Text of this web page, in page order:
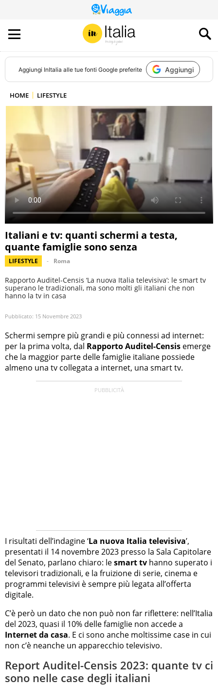
QUESTO
SITO
CONTRIBUISCE
ALL’AUDIENCE
DI
Aggiungi InItalia alle tue fonti Google preferite Aggiungi
HOME LIFESTYLE
Italiani e tv: quanti schermi a testa,
quante famiglie sono senza
LIFESTYLE Roma
Rapporto Auditel-Censis ‘La nuova Italia televisiva’: le smart tv
superano le tradizionali, ma sono molti gli italiani che non
hanno la tv in casa
Pubblicato: 15 Novembre 2023
Schermi sempre più grandi e più connessi ad internet:
per la prima volta, dal Rapporto Auditel-Censis emerge
che la maggior parte delle famiglie italiane possiede
almeno una tv collegata a internet, una smart tv.
I risultati dell’indagine ‘La nuova Italia televisiva’,
presentati il 14 novembre 2023 presso la Sala Capitolare
del Senato, parlano chiaro: lesmart tv hanno superato i
televisori tradizionali, e la fruizione di serie, cinema e
programmi televisivi è sempre più legata all’offerta
digitale.
C’è però un dato che non può non far riflettere: nell’Italia
del 2023, quasi il 10% delle famiglie non accede a
Internet da casa. E ci sono anche moltissime case in cui
non c’è neanche un apparecchio televisivo.
Report Auditel-Censis 2023: quante tv ci
sono nelle case degli italiani